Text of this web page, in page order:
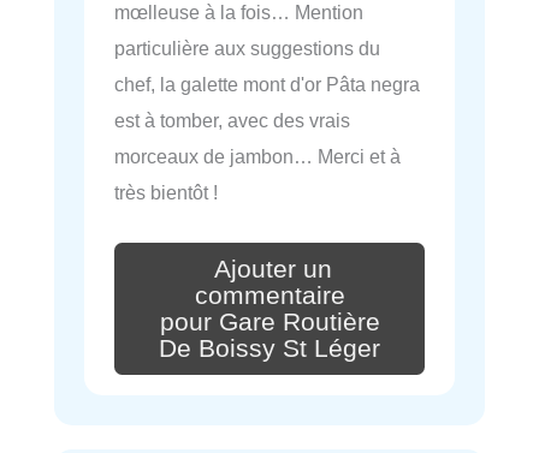
mœlleuse à la fois… Mention
particulière aux suggestions du
chef, la galette mont d'or Pâta negra
est à tomber, avec des vrais
morceaux de jambon… Merci et à
très bientôt !
Ajouter un
commentaire
pour Gare Routière
De Boissy St Léger